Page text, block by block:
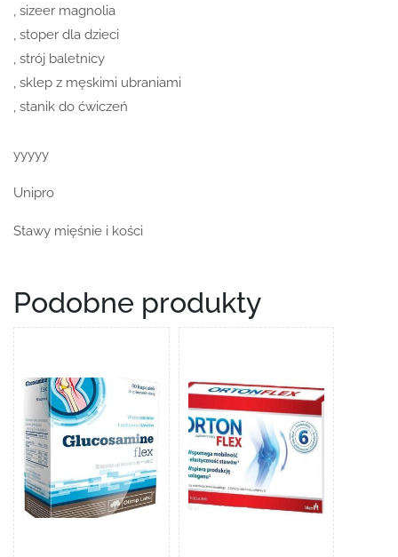
, sizeer magnolia
, stoper dla dzieci
, strój baletnicy
, sklep z męskimi ubraniami
, stanik do ćwiczeń
yyyyy
Unipro
Stawy mięśnie i kości
Podobne produkty